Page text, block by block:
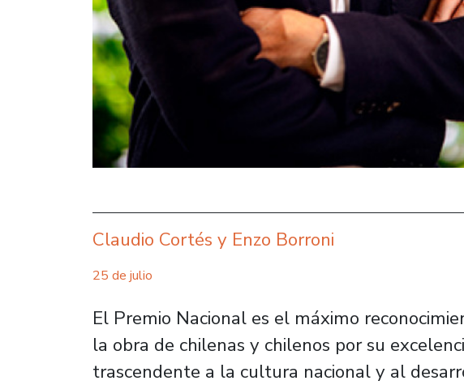
Claudio Cortés y Enzo Borroni
25 de julio
El Premio Nacional es el máximo
la obra de chilenas y chilenos por su
trascendente a la cultura nacional y al